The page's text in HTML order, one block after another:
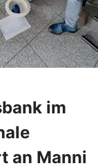
im
an Manni